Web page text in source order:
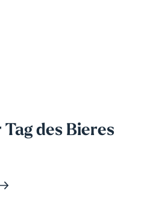
des Bieres